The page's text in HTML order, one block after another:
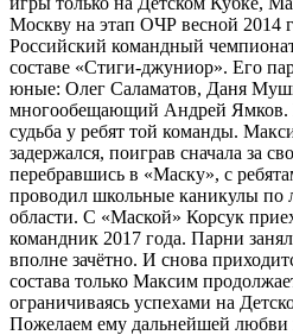
Москву на этап ОЧР весной 2014
Российский командный
составе «Стиги-джуниор». Его
юные: Олег Саламатов, Даня
многообещающий Андрей Ямков.
судьба у ребят той команды.
задержался, поиграв сначала за
перебравшись в «Маску», с
проводил школьные каникулы по
области. С «Маской» Корсук
командник 2017 года. Парни
вполне зачётно. И снова
состава только Максим
ограничиваясь успехами на
Пожелаем ему дальнейшей любви